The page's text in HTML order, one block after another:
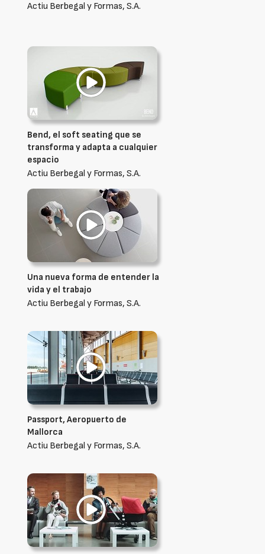
Actiu Berbegal y Formas, S.A.
Bend, el soft seating que se
transforma y adapta a cualquier
espacio
Actiu Berbegal y Formas, S.A.
Una nueva forma de entender la
vida y el trabajo
Actiu Berbegal y Formas, S.A.
Passport, Aeropuerto de
Mallorca
Actiu Berbegal y Formas, S.A.